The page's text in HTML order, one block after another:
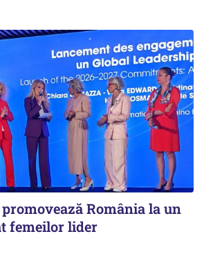
România la un
femeilor lider